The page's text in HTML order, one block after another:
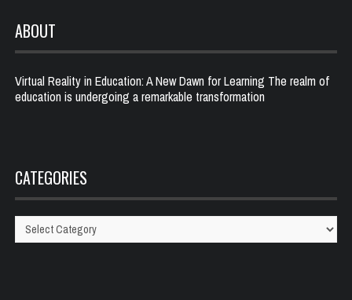
ABOUT
Virtual Reality in Education: A New Dawn for Learning The realm of
education is undergoing a remarkable transformation
CATEGORIES
Categories